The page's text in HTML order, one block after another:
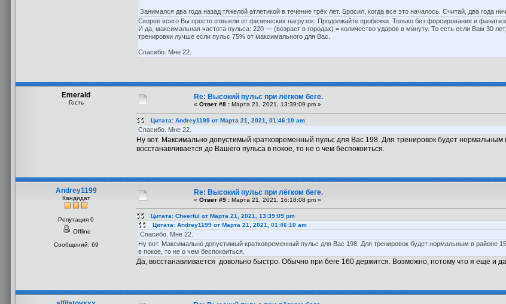
Занимался два года назад тяжелой атлетикой в течение трёх лет. Бросил, когда все это началось. Считай, два года
Скорее всего Вы просто отвыкли от физических нагрузок. Продолжайте пробежки. Только без форсирования и
И да, максимальная частота пульса: 220 — (возраст в городах) = количество ударов в минуту. То есть если Вам 30
тренировки лучше если пульс 75% от максимального для Вас.
Спасибо. Мне 22.
Emerald
Гость
Re: Высокий пульс при лёгком беге.
« Ответ #8 : Марта 21, 2021, 13:39:09 pm »
Цитата: Andrey1199 от Марта 21, 2021, 01:46:10 am
Спасибо. Мне 22.
Ну вот. Максимально допустимый кратковременный пульс для Вас 198. Для тренировок будет
восстанавливается до Вашего пульса в покое, то не о чем беспокоиться.
Andrey1199
Кандидат
Репутация 0
Offline
Сообщений: 69
Re: Высокий пульс при лёгком беге.
« Ответ #9 : Марта 21, 2021, 16:18:08 pm »
Цитата: Cheerful от Марта 21, 2021, 13:39:09 pm
Цитата: Andrey1199 от Марта 21, 2021, 01:46:10 am
Спасибо. Мне 22.
Ну вот. Максимально допустимый кратковременный пульс для Вас 198. Для тренировок будет нормальным в районе
в покое, то не о чем беспокоиться.
Да, восстанавливается довольно быстро. Обычно при беге 160 держится. Возможно, потому что я ещё и